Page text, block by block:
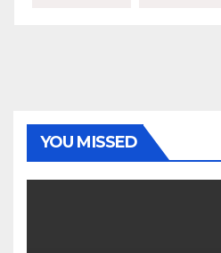
YOU MISSED